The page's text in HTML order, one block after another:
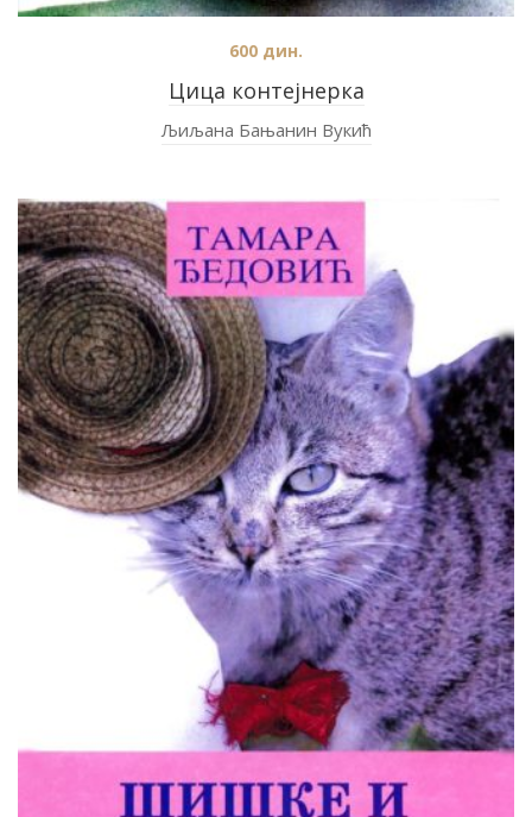
Цица контејнерка
600 дин.
Љиљана Бањанин Вукић